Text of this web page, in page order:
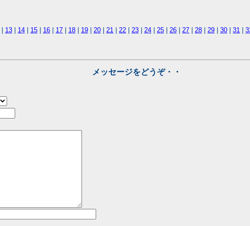
13 14 15 16 17 18 19 20 21 22 23 24 25 26 27 28 29 30 31
メッセージをどうぞ・・